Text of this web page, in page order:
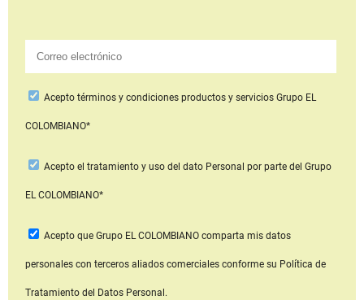
Aceptotérminos y condiciones productos y serviciosGrupo EL
COLOMBIANO*
Acepto el tratamiento y uso del dato Personal por parte del Grupo
EL COLOMBIANO*
Acepto que Grupo EL COLOMBIANOcomparta mis datos
personales con terceros aliados comerciales conforme su Política de
Tratamiento del Datos Personal.